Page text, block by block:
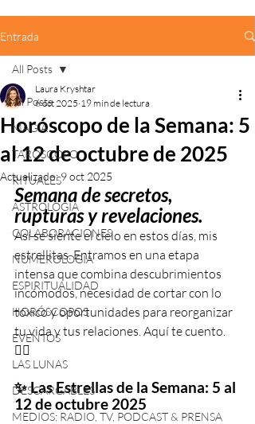
Entrada
All Posts
MAGIA
TARÓSCOPO
RITUALES
ASTROLOGÍA
COLABORACIONES
NUMEROLOGÍA
ESPIRITUALIDAD
HORÓSCOPOS
EVENTOS
LAS LUNAS
DESCARGABLES
MEDIOS: RADIO, TV, PODCAST & PRENSA
All Posts
Horóscopo de la Semana: 5
al 12 de octubre de 2025
Laura Kryshtar
6 oct 2025 19 min de lectura
Actualizado:9 oct 2025
Semana de secretos,
rupturas y revelaciones.
Así se siente el cielo en estos días, mis
estrellitas. Entramos en una etapa
intensa que combina descubrimientos
incómodos, necesidad de cortar con lo
tóxico y oportunidades para reorganizar
tu vida y tus relaciones. Aquí te cuento.
👇🏼
✨ Las Estrellas de la Semana: 5 al
12 de octubre 2025